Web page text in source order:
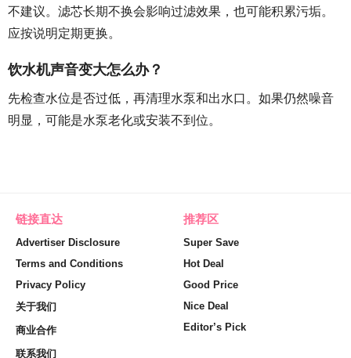
不建议。滤芯长期不换会影响过滤效果，也可能积累污垢。
应按说明定期更换。
饮水机声音变大怎么办？
先检查水位是否过低，再清理水泵和出水口。如果仍然噪音
明显，可能是水泵老化或安装不到位。
链接直达
Advertiser Disclosure
Terms and Conditions
Privacy Policy
关于我们
商业合作
联系我们
推荐区
Super Save
Hot Deal
Good Price
Nice Deal
Editor’s Pick